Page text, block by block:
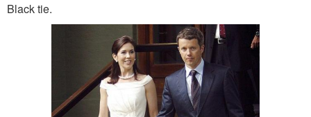
Black tie.